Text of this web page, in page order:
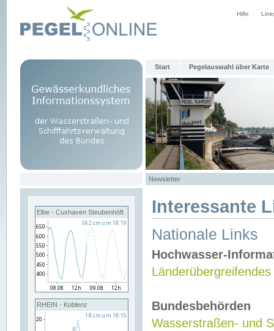
Hilfe
Start Pegelauswahl über Karte
Newsletter
Elbe - Cuxhaven Steubenhöft
RHEIN - Koblenz
Interessante
Nationale Links
Hochwasser-
Bundesbehörden
Wasserstraßen- und